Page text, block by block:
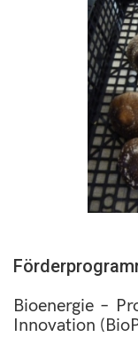
Bioenergie –
Innovation